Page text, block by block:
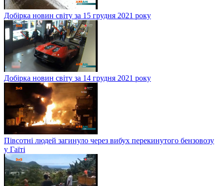
Добірка новин світу за 15 грудня 2021 року
Добірка новин світу за 14 грудня 2021 року
Півсотні людей загинуло через вибух перекинутого бензовозу
у Гаїті